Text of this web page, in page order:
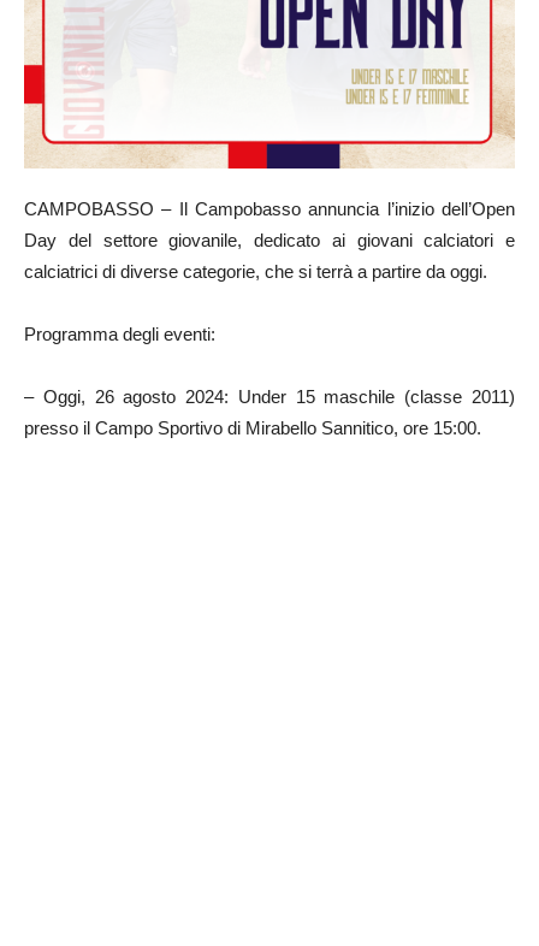
CAMPOBASSO – Il Campobasso annuncia l’inizio dell’Open
Day del settore giovanile, dedicato ai giovani calciatori e
calciatrici di diverse categorie, che si terrà a partire da oggi.
Programma degli eventi:
– Oggi, 26 agosto 2024: Under 15 maschile (classe 2011)
presso il Campo Sportivo di Mirabello Sannitico, ore 15:00.